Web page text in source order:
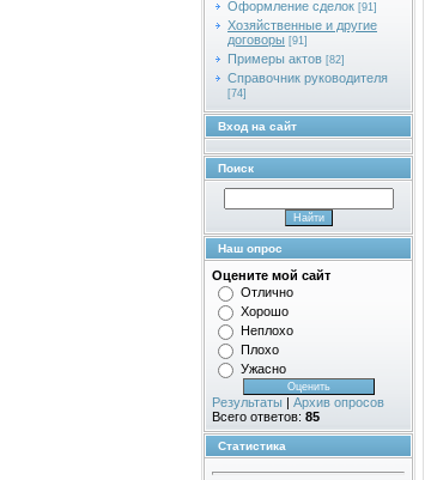
Оформление сделок [91]
Хозяйственные и другие
договоры [91]
Примеры актов [82]
Справочник руководителя
[74]
Вход на сайт
Поиск
Наш опрос
Оцените мой сайт
Отлично
Хорошо
Неплохо
Плохо
Ужасно
Результаты | Архив опросов
Всего ответов: 85
Статистика